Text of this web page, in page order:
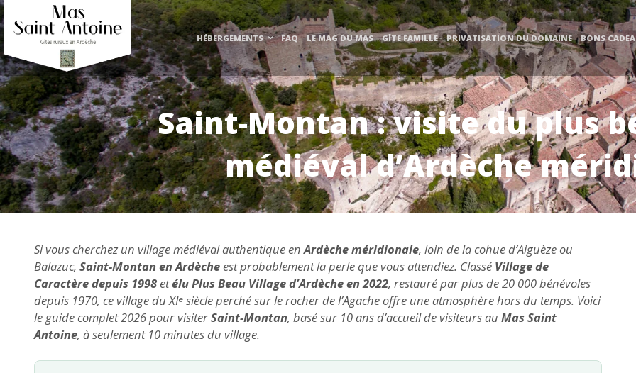
HÉBERGEMENTS FAQ LE MAG DU MAS GÎTE FAMILLE PRIVATISATION DU DOMAINE BONS
Saint-Montan : visite du plus
médiéval d’Ardèche
Si vous cherchez un village médiéval authentique enArdèche méridionale, loin de la cohue d’Aiguèze ou
Balazuc, Saint-Montan en Ardècheest probablement la perle que vous attendiez. Classé Village de
Caractère depuis 1998etélu Plus Beau Village d’Ardèche en 2022, restauré par plus de 20 000 bénévoles
depuis 1970, ce village du XIᵉ siècle perché sur le rocher de l’Agache offre une atmosphère hors du temps. Voici
le guide complet 2026 pour visiterSaint-Montan, basé sur 10 ans d’accueil de visiteurs au Mas Saint
Antoine, à seulement 10 minutes du village.